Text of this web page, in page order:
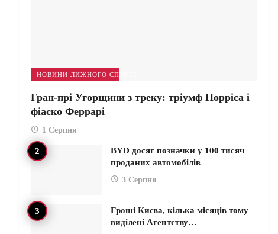
НОВИНИ ЛИЖНОГО СПОРТУ
Гран-прі Угорщини з треку: тріумф Норріса і
фіаско Феррарі
1 Серпня
BYD досяг позначки у 100 тисяч
проданих автомобілів
3 Серпня
Гроші Києва, кілька місяців тому
виділені Агентству…